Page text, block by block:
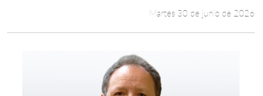
Martes 30 de junio de 2026